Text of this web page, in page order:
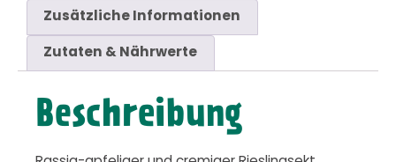
Zusätzliche Informationen
Zutaten & Nährwerte
Beschreibung